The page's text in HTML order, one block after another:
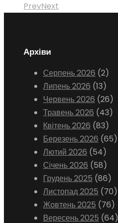
PrevNext
Архіви
Серпень 2026 (2)
Липень 2026 (13)
Червень 2026 (26)
Травень 2026 (43)
Квітень 2026 (83)
Березень 2026 (65)
Лютий 2026 (54)
Січень 2026 (58)
Грудень 2025 (86)
Листопад 2025 (70)
Жовтень 2025 (76)
Вересень 2025 (64)